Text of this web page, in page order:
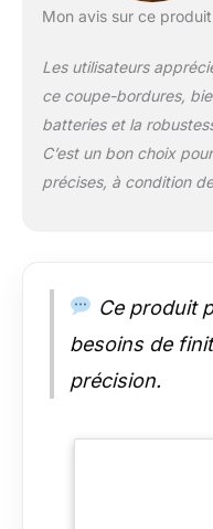
Mon avis sur ce produit
Les utilisateurs
ce coupe-bordures,
batteries et la
C’est un bon choix
précises, à condition
Ce produit
besoins de
précision.